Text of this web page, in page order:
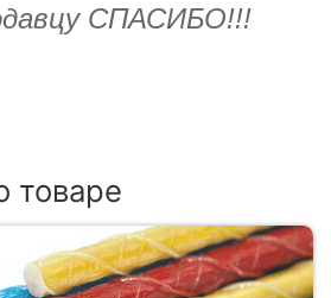
СПАСИБО!!!
товаре